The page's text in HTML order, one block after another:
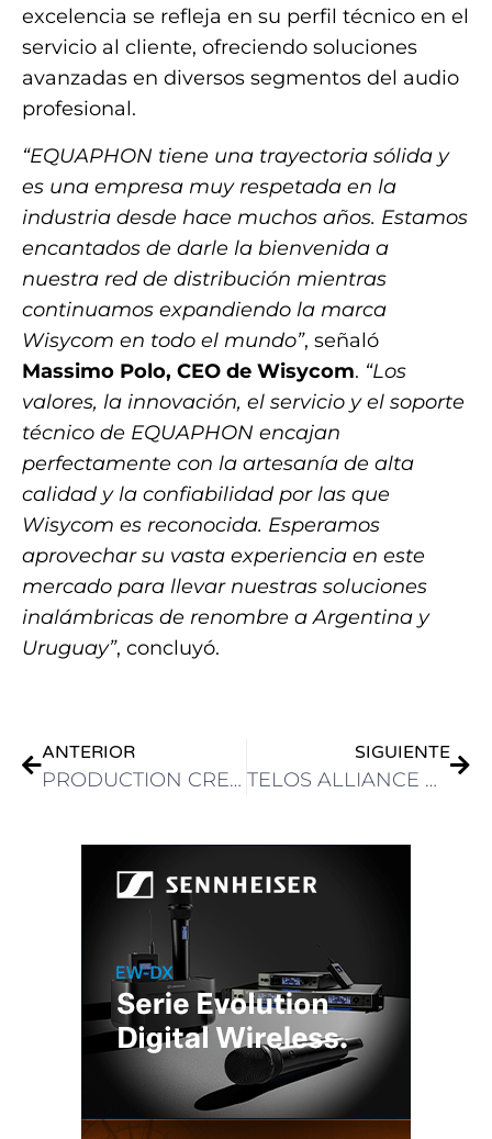
excelencia se refleja en su perfil técnico en el
servicio al cliente, ofreciendo soluciones
avanzadas en diversos segmentos del audio
profesional.
“EQUAPHON tiene una trayectoria sólida y
es una empresa muy respetada en la
industria desde hace muchos años. Estamos
encantados de darle la bienvenida a
nuestra red de distribución mientras
continuamos expandiendo la marca
Wisycom en todo el mundo”, señaló
Massimo Polo, CEO de Wisycom. “Los
valores, la innovación, el servicio y el soporte
técnico de EQUAPHON encajan
perfectamente con la artesanía de alta
calidad y la confiabilidad por las que
Wisycom es reconocida. Esperamos
aprovechar su vasta experiencia en este
mercado para llevar nuestras soluciones
inalámbricas de renombre a Argentina y
Uruguay”, concluyó.
ANTERIOR
PRODUCTION CREW SELECCIONÓ CÁMARAS IKEGAMI UHK-X700 4K-UHD PARA UNIDAD MÓVIL 12G-SDI
SIGUIENTE
TELOS ALLIANCE ANUNCIÓ LA ACTUALIZACIÓN DE SU SOFTWARE AXIA QUASAR V3.2